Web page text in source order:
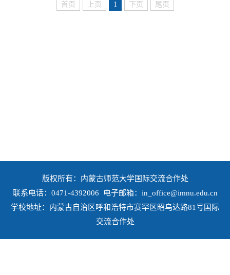
首页 上页 1 下页 尾页
版权所有：内蒙古师范大学国际交流合作处
联系电话：0471-4392006 电子邮箱：in_office@imnu.edu.cn
学校地址：内蒙古自治区呼和浩特市赛罕区昭乌达路81号国际
交流合作处